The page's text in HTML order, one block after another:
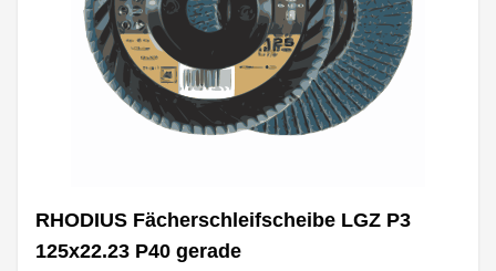
RHODIUS Fächerschleifscheibe LGZ P3
125x22.23 P40 gerade